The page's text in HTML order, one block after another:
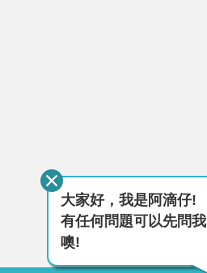
大家好，我是阿滴仔!
有任何問題可以先問我
噢!